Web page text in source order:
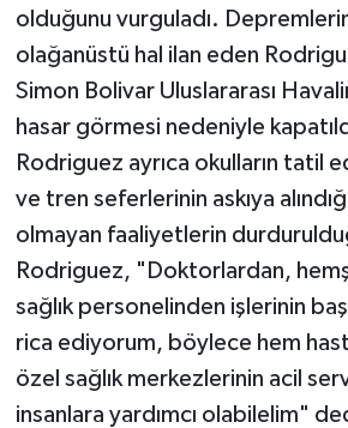
olduğunu vurguladı.
olağanüstü hal ilan eden
Simon Bolivar Uluslararası
hasar görmesi nedeniyle
Rodriguez ayrıca okulların tatil
ve tren seferlerinin askıya
olmayan faaliyetlerin
Rodriguez, "Doktorlardan,
sağlık personelinden işlerinin
rica ediyorum, böylece hem
özel sağlık merkezlerinin acil
insanlara yardımcı olabilelim"